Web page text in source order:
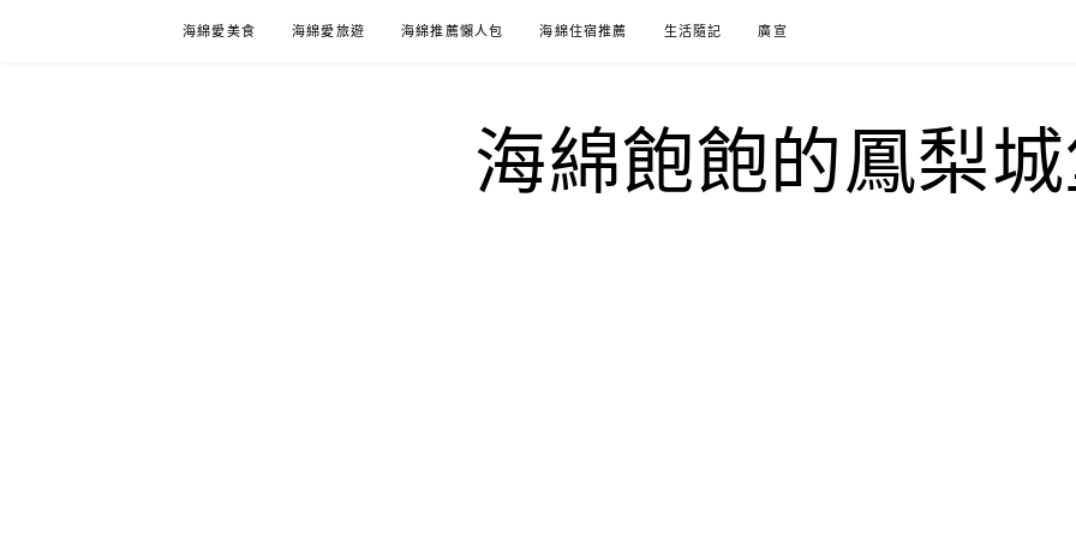
海綿愛美食 海綿愛旅遊 海綿推薦懶人包 海綿住宿推薦 生活隨記 廣宣
海綿飽飽的鳳梨